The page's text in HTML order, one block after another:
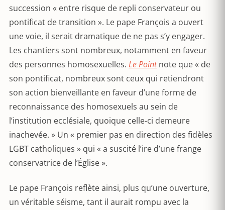
succession « entre risque de repli conservateur ou
pontificat de transition ». Le pape François a ouvert
une voie, il serait dramatique de ne pas s’y engager.
Les chantiers sont nombreux, notamment en faveur
des personnes homosexuelles. Le Pointnote que « de
son pontificat, nombreux sont ceux qui retiendront
son action bienveillante en faveur d’une forme de
reconnaissance des homosexuels au sein de
l’institution ecclésiale, quoique celle-ci demeure
inachevée. » Un « premier pas en direction des fidèles
LGBT catholiques » qui « a suscité l’ire d’une frange
conservatrice de l’Église ».
Le pape François reflète ainsi, plus qu’une ouverture,
un véritable séisme, tant il aurait rompu avec la